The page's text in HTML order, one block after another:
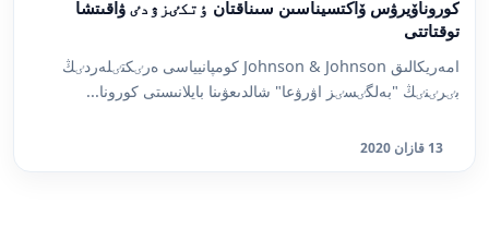
كوروناۆيرۋس ۆاكتسيناسىن سىناقتان ٶتكٸزۋدٸ ۋاقىتشا
توقتاتتى
امەريكالىق Johnson & Johnson كومپانيياسى ەرٸكتٸلەردٸڭ
بٸرٸنٸڭ "بەلگٸسٸز اۋرۋعا" شالدىعۋىنا بايلانىستى كورونا...
13 قازان 2020